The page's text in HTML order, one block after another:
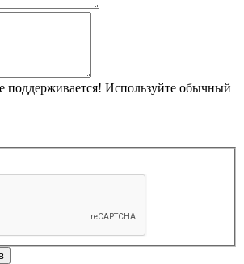
поддерживается! Используйте обычный